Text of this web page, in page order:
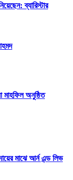
ব্যারিস্টার
মাহফিল অনুষ্ঠিত
মাঝে আর্ন এন্ড লিভ